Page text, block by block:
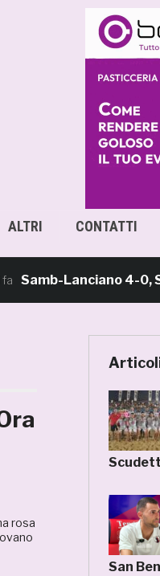
ALTRI CONTATTI
Lanciano 4-0,
rosa
San